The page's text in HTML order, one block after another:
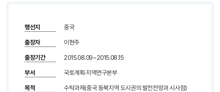
행선지 중국
출장자 이현주
출장기간 2015.08.09~2015.08.15
부서 국토계획·지역연구본부
목적
수탁과제(중국 동북지역 도시권의 발전전망과 시사점)